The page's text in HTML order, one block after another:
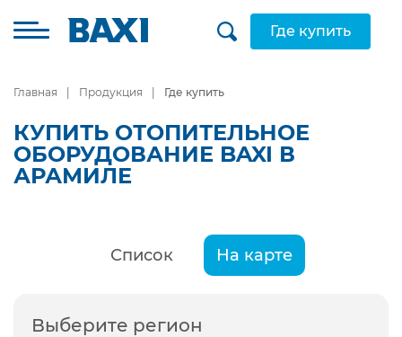
Где купить
Главная Продукция Где купить
КУПИТЬ ОТОПИТЕЛЬНОЕ
ОБОРУДОВАНИЕ BAXI В
АРАМИЛЕ
Список На карте
Выберите регион